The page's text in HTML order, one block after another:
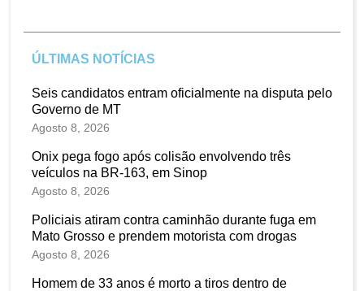
ÚLTIMAS NOTÍCIAS
Seis candidatos entram oficialmente na disputa pelo
Governo de MT
Agosto 8, 2026
Onix pega fogo após colisão envolvendo três
veículos na BR-163, em Sinop
Agosto 8, 2026
Policiais atiram contra caminhão durante fuga em
Mato Grosso e prendem motorista com drogas
Agosto 8, 2026
Homem de 33 anos é morto a tiros dentro de